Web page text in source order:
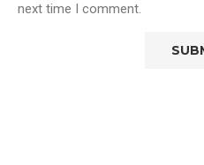
next time I comment.